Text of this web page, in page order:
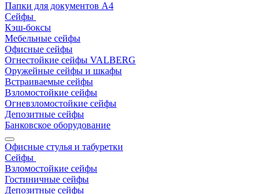
Папки для документов A4
Сейфы
Кэш-боксы
Мебельные сейфы
Офисные сейфы
Огнестойкие сейфы VALBERG
Оружейные сейфы и шкафы
Встраиваемые сейфы
Взломостойкие сейфы
Огневзломостойкие сейфы
Депозитные сейфы
Банковское оборудование
Офисные стулья и табуретки
Сейфы
Взломостойкие сейфы
Гостиничные сейфы
Депозитные сейфы